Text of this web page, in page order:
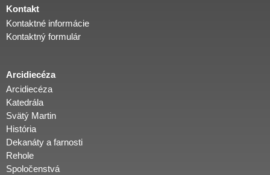
e
é
z
a
Kontakt
Kontaktné informácie
Kontaktný formulár
Arcidiecéza
Arcidiecéza
Katedrála
Svätý Martin
História
Dekanáty a farnosti
Rehole
Spoločenstvá